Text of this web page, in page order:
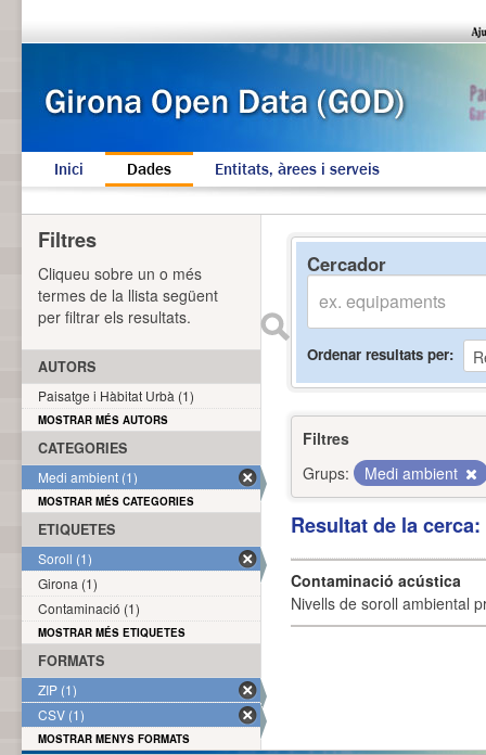
Inici Dades Entitats, àrees i serveis
Cercador
Ordenar resultats per
Filtres
Grups:
Medi ambient
Resultat de la
Contaminació acústica
Nivells de soroll ambiental
Filtres
Cliqueu sobre un o més
termes de la llista següent
per filtrar els resultats.
AUTORS
Paisatge i Hàbitat Urbà (1)
MOSTRAR MÉS AUTORS
CATEGORIES
Medi ambient (1)
MOSTRAR MÉS CATEGORIES
ETIQUETES
Soroll (1)
Girona (1)
Contaminació (1)
MOSTRAR MÉS ETIQUETES
FORMATS
ZIP (1)
CSV (1)
MOSTRAR MENYS FORMATS